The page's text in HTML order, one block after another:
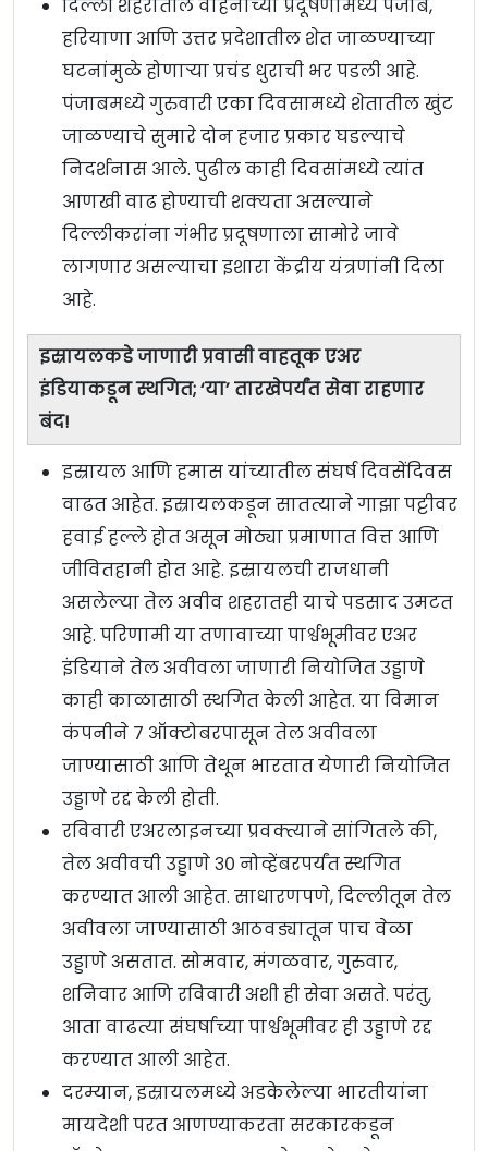
दिल्ली शहरातील वाहनांच्या प्रदूषणामध्ये पंजाब,
हरियाणा आणि उत्तर प्रदेशातील शेत जाळण्याच्या
घटनांमुळे होणाऱ्या प्रचंड धुराची भर पडली आहे.
पंजाबमध्ये गुरुवारी एका दिवसामध्ये शेतातील खुंट
जाळण्याचे सुमारे दोन हजार प्रकार घडल्याचे
निदर्शनास आले. पुढील काही दिवसांमध्ये त्यांत
आणखी वाढ होण्याची शक्यता असल्याने
दिल्लीकरांना गंभीर प्रदूषणाला सामोरे जावे
लागणार असल्याचा इशारा केंद्रीय यंत्रणांनी दिला
आहे.
इस्रायलकडे जाणारी प्रवासी वाहतूक एअर
इंडियाकडून स्थगित; ‘या’ तारखेपर्यंत सेवा राहणार
बंद!
इस्रायल आणि हमास यांच्यातील संघर्ष दिवसेंदिवस
वाढत आहेत. इस्रायलकडून सातत्याने गाझा पट्टीवर
हवाई हल्ले होत असून मोठ्या प्रमाणात वित्त आणि
जीवितहानी होत आहे. इस्रायलची राजधानी
असलेल्या तेल अवीव शहरातही याचे पडसाद उमटत
आहे. परिणामी या तणावाच्या पार्श्वभूमीवर एअर
इंडियाने तेल अवीवला जाणारी नियोजित उड्डाणे
काही काळासाठी स्थगित केली आहेत. या विमान
कंपनीने ७ ऑक्टोबरपासून तेल अवीवला
जाण्यासाठी आणि तेथून भारतात येणारी नियोजित
उड्डाणे रद्द केली होती.
रविवारी एअरलाइनच्या प्रवक्त्याने सांगितले की,
तेल अवीवची उड्डाणे ३० नोव्हेंबरपर्यंत स्थगित
करण्यात आली आहेत. साधारणपणे, दिल्लीतून तेल
अवीवला जाण्यासाठी आठवड्यातून पाच वेळा
उड्डाणे असतात. सोमवार, मंगळवार, गुरुवार,
शनिवार आणि रविवारी अशी ही सेवा असते. परंतु,
आता वाढत्या संघर्षाच्या पार्श्वभूमीवर ही उड्डाणे रद्द
करण्यात आली आहेत.
दरम्यान, इस्रायलमध्ये अडकेलेल्या भारतीयांना
मायदेशी परत आणण्याकरता सरकारकडून